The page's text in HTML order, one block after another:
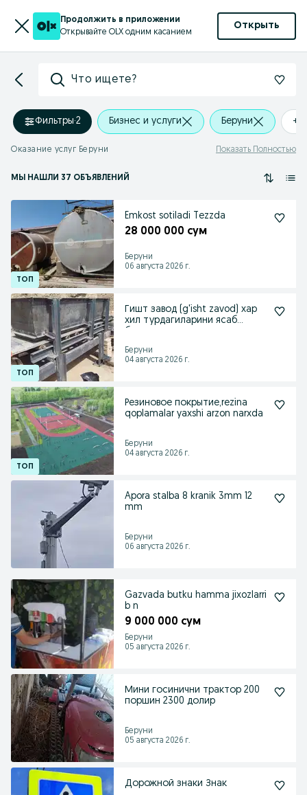
Продолжить в приложении
Открывайте OLX одним касанием
Открыть
Что ищете?
Фильтры·2 Бизнес и услуги Беруни +0
Оказание услуг Беруни Показать Полностью
МЫ НАШЛИ 37 ОБЪЯВЛЕНИЙ
Emkost sotiladi Tezzda
28 000 000 сум
Беруни
06 августа 2026 г.
Гишт завод (g'isht zavod) хар
хил турдагиларини ясаб
Беруни
04 августа 2026 г.
Резиновое покрытие,rezina
qoplamalar yaxshi arzon narxda
Беруни
04 августа 2026 г.
Apora stalba 8 kranik 3mm 12
mm
Беруни
06 августа 2026 г.
Gazvada butku hamma jixozlarri
b n
9 000 000 сум
Беруни
05 августа 2026 г.
Мини госинични трактор 200
поршин 2300 долир
Беруни
05 августа 2026 г.
Дорожной знаки Знак